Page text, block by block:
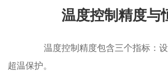
温度控制精度与
温度控制精度包含三个指标：设
超温保护。